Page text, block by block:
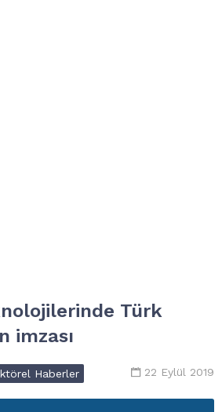
Türk
imzası
22 Eylül 2019
Haberler